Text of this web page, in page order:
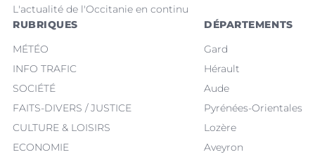
L'actualité de l'Occitanie en continu
RUBRIQUES
MÉTÉO
INFO TRAFIC
SOCIÉTÉ
FAITS-DIVERS / JUSTICE
CULTURE & LOISIRS
ECONOMIE
DÉPARTEMENTS
Gard
Hérault
Aude
Pyrénées-Orientales
Lozère
Aveyron